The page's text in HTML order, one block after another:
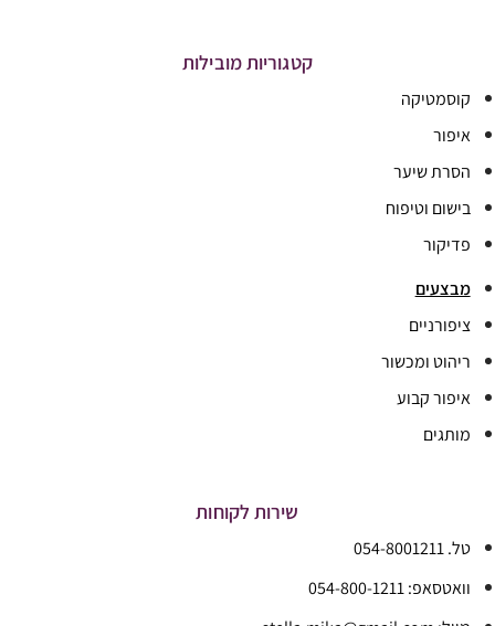
קטגוריות מובילות
קוסמטיקה
איפור
הסרת שיער
בישום וטיפוח
פדיקור
מבצעים
ציפורניים
ריהוט ומכשור
איפור קבוע
מותגים
שירות לקוחות
טל. 054-8001211
וואטסאפ: 054-800-1211